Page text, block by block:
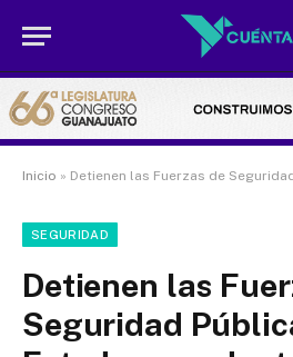
Inicio » Detienen las Fuerzas de Seguridad Pública del Estado a conductor de un vehículo
SEGURIDAD
Detienen las
Seguridad